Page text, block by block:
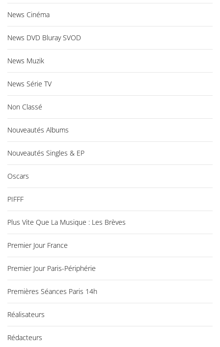
News Cinéma
News DVD Bluray SVOD
News Muzik
News Série TV
Non Classé
Nouveautés Albums
Nouveautés Singles & EP
Oscars
PIFFF
Plus Vite Que La Musique : Les Brèves
Premier Jour France
Premier Jour Paris-Périphérie
Premières Séances Paris 14h
Réalisateurs
Rédacteurs